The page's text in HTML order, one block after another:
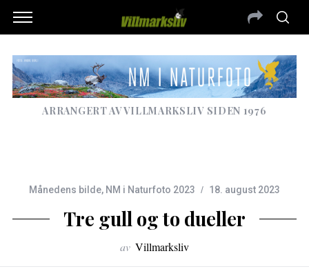
ARRANGERT AV VILLMARKSLIV SIDEN 1976
Månedens bilde, NM i Naturfoto 2023 18. august 2023
Tre gull og to dueller
av Villmarksliv